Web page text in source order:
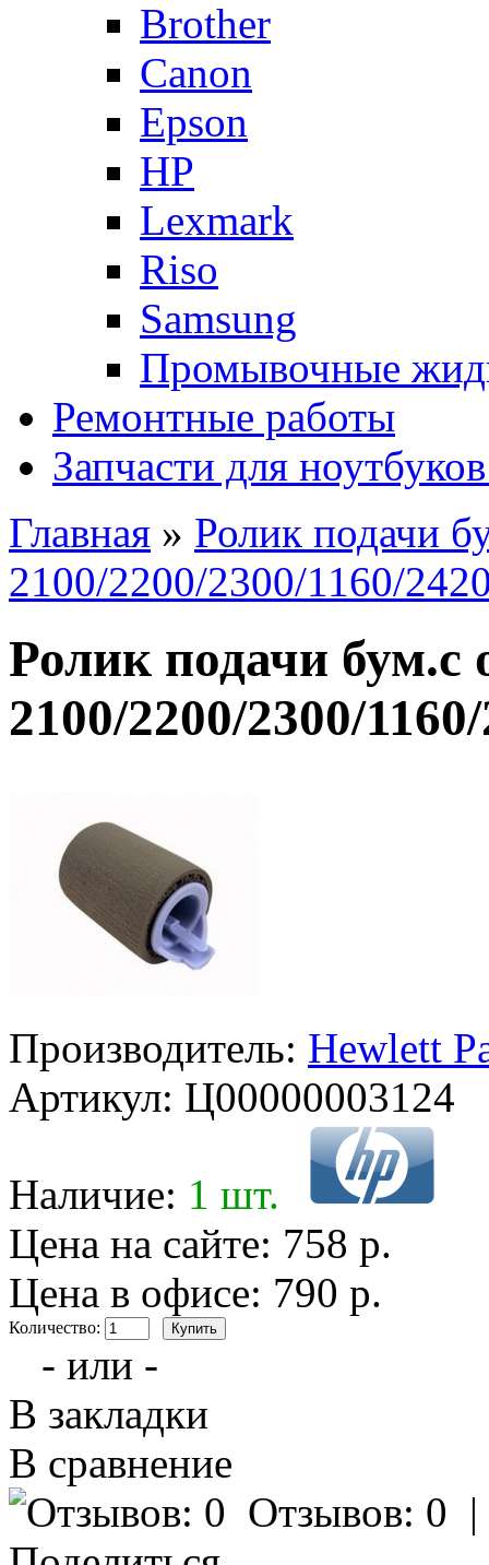
Brother
Canon
Epson
HP
Lexmark
Riso
Samsung
Промывочные
Ремонтные работы
Запчасти для
Главная » Ролик подачи
2100/2200/2300/1160/
Ролик подачи бум.с
2100/2200/2300/
Производитель: Hewlett
Артикул: Ц00000003124
Наличие: 1 шт.
Цена на сайте: 758 р.
Цена в офисе: 790 р.
Количество:
- или -
В закладки
В сравнение
Отзывов: 0